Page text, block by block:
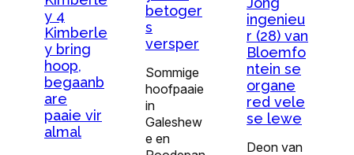
y 4
Kimberle
y bring
hoop,
begaanb
are
paaie vir
almal
betoger
s
versper
Sommige
hoofpaaie
in
Galeshew
e en
ingenieu
r (28) van
Bloemfo
ntein se
organe
red vele
se lewe
Deon van